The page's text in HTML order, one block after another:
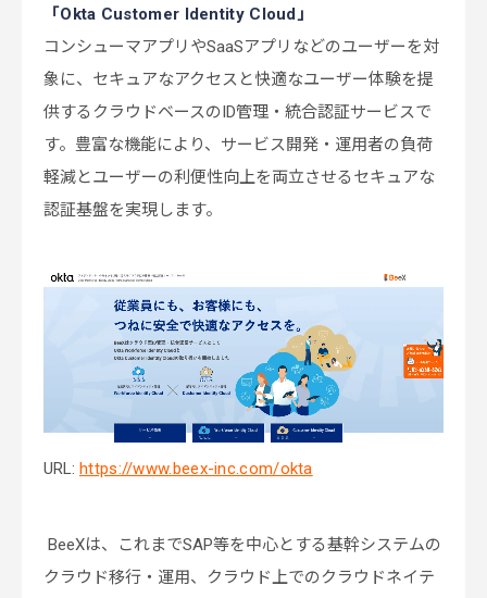
「 Okta Customer Identity Cloud」
コンシューマアプリやSaaSアプリなどのユーザーを対
象に、セキュアなアクセスと快適なユーザー体験を提
供するクラウドベースのID管理・統合認証サービスで
す。豊富な機能により、サービス開発・運用者の負荷
軽減とユーザーの利便性向上を両立させるセキュアな
認証基盤を実現します。
URL: https://www.beex-inc.com/okta
BeeXは、これまでSAP等を中心とする基幹システムの
クラウド移行・運用、クラウド上でのクラウドネイテ